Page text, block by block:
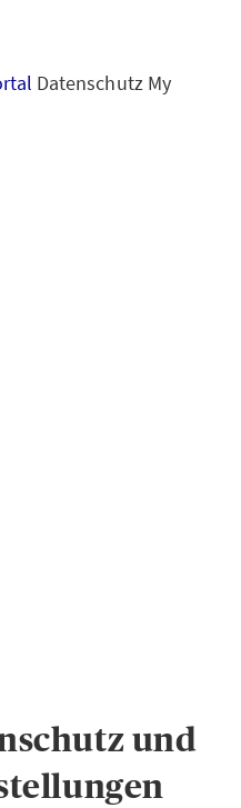
Datenschutz My
und